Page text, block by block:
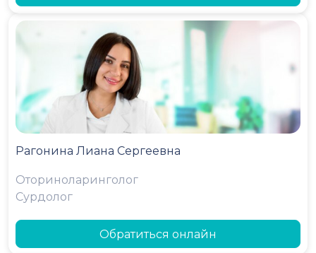
Рагонина Лиана Сергеевна
Оториноларинголог
Сурдолог
Обратиться онлайн